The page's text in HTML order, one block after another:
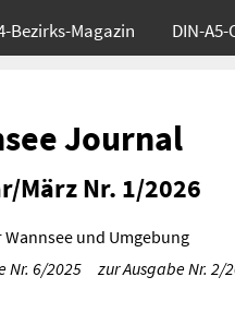
Bezirks-Magazin DIN-
Journal
März Nr. 1/2026
und Umgebung
Nr. 6/2025
zur Ausgabe Nr. 2/